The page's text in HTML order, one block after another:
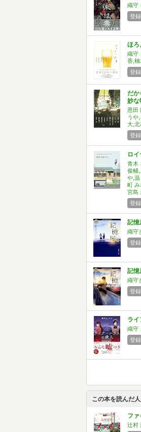
織守
登録
ほろ
織守
香,
登録
だか
妙な
恩田
うや
大,
登録
ロ
青木
俊輔,
や,
町 み
宮島
登録
記憶
織守
登録
記憶
織守
登録
ライ
織守
登録
この本を読んだ
フ
辻村